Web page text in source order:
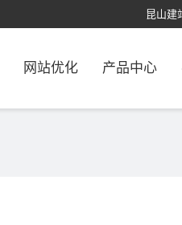
昆山建
网站优化 产品中心